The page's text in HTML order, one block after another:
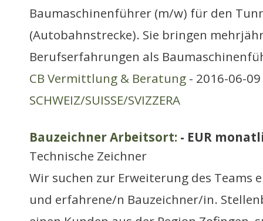
Baumaschinenführer (m/w) für den
(Autobahnstrecke). Sie bringen
Berufserfahrungen als
CB Vermittlung & Beratung - 2016-06-
SCHWEIZ/SUISSE/SVIZZERA
Bauzeichner Arbeitsort: - EUR
Technische Zeichner
Wir suchen zur Erweiterung des Teams
und erfahrene/n Bauzeichner/in.